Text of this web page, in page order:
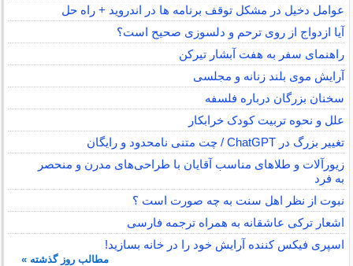
عوامل دخیل در مشکل توقف برنامه ها در اندروید + راه حل
آیا ازدواج از روی ترحم و دلسوزی صحیح است؟
راهنمای سفر به هفت آبشار تیرکن
آرایش موی بلند زنانه و مجلسی
سخنان بزرگان درباره فلسفه
علل و نحوه تربیت کودک خرابکار
تغییر بزرگ در ChatGPT / چت متنی نامحدود و رایگان
زیورآلات و طلاهای مناسب آقایان با طراحی‌های مدرن و منحصر
به فرد
نبوت از نظر اهل سنت به چه صورت است ؟
اشعار ترکی عاشقانه به همراه ترجمه فارسی
اسپری فیکس کننده آرایش خود را در خانه بسازید!
مطالب روز گذشته »